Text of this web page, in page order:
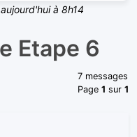
à 8h14
Etape 6
7 messages
Page1 sur1